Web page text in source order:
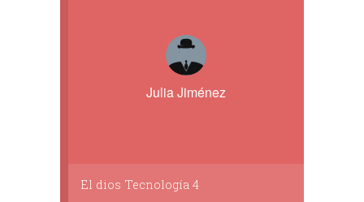
Julia Jiménez
El dios Tecnología 4